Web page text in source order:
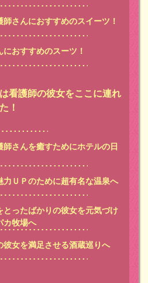
師さんにおすすめのスイーツ！
おすすめのスーツ！
看護師の彼女をここに連れ
！
師さんを癒すためにホテルの日
力ＵＰのために超有名な温泉へ
とったばかりの彼女を元気づけ
カ牧場へ
彼女を満足させる酒蔵巡りへ